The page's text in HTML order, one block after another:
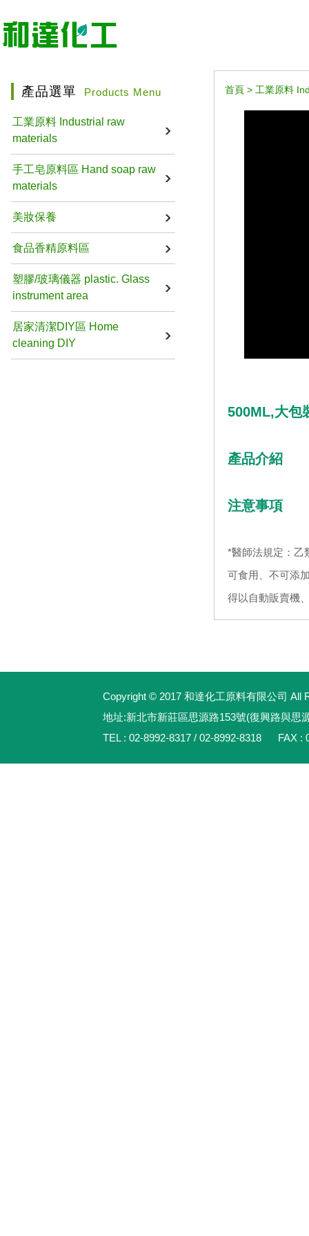
產品選單 Products Menu
工業原料 Industrial raw
materials
手工皂原料區 Hand soap raw
materials
美妝保養
食品香精原料區
塑膠/玻璃儀器 plastic. Glass
instrument area
居家清潔DIY區 Home
cleaning DIY
首頁 > 工業原料
500ML,大包
產品介紹
注意事項
*醫師法規定：乙
可食用、不可添
得以自動販賣機
Copyright © 2017 和達化工原料有限公司 All
地址:新北市新莊區思源路153號(復興路與思
TEL : 02-8992-8317 / 02-8992-8318 FAX :